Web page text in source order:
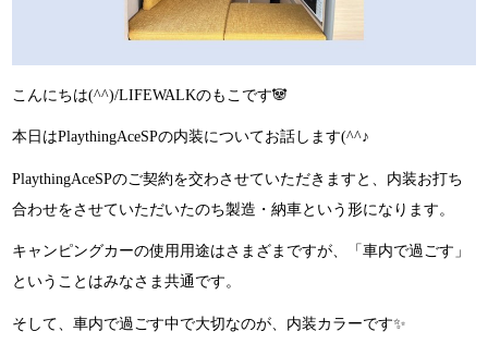
こんにちは(^^)/LIFEWALKのもこです🐼
本日はPlaythingAceSPの内装についてお話します(^^♪
PlaythingAceSPのご契約を交わさせていただきますと、内装お打ち
合わせをさせていただいたのち製造・納車という形になります。
キャンピングカーの使用用途はさまざまですが、「車内で過ごす」
ということはみなさま共通です。
そして、車内で過ごす中で大切なのが、内装カラーです✨